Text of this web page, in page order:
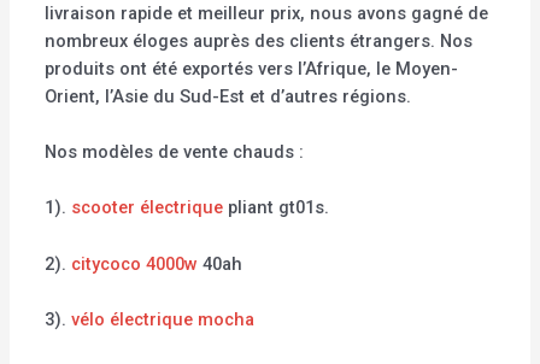
livraison rapide et meilleur prix, nous avons gagné de
nombreux éloges auprès des clients étrangers. Nos
produits ont été exportés vers l’Afrique, le Moyen-
Orient, l’Asie du Sud-Est et d’autres régions.
Nos modèles de vente chauds :
1). scooter électrique pliant gt01s.
2). citycoco 4000w 40ah
3).vélo électrique mocha